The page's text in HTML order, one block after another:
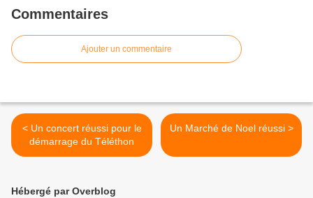
Commentaires
Ajouter un commentaire
< Un concert réussi pour le
démarrage du Téléthon
Un Marché de Noel réussi >
Hébergé par Overblog